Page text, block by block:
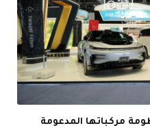
مركباتها المدعومة